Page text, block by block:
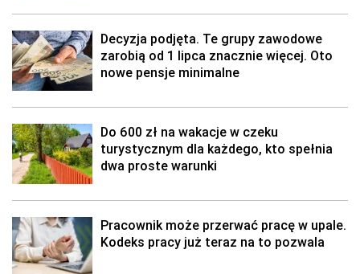
Decyzja podjęta. Te grupy zawodowe
zarobią od 1 lipca znacznie więcej. Oto
nowe pensje minimalne
Do 600 zł na wakacje w czeku
turystycznym dla każdego, kto spełnia
dwa proste warunki
Pracownik może przerwać pracę w upale.
Kodeks pracy już teraz na to pozwala